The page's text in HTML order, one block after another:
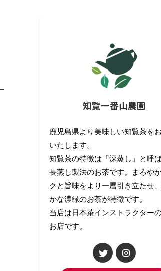
知覧一番山農園
鹿児島県より美味しい知覧茶を
いたします。
知覧茶の特徴は「深蒸し」と呼
長蒸し製法のお茶です。まろや
クと旨味をより一層引き立たせ
かな濃緑のお茶が特徴です。
当店は日本茶インストラクター
お店です。